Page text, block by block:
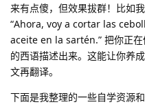
来有点傻，但效果拔群！比如
“Ahora, voy a cortar las
aceite en la sartén.” 把你正
的西语描述出来。这能让你养
文再翻译。
下面是我整理的一些自学资源